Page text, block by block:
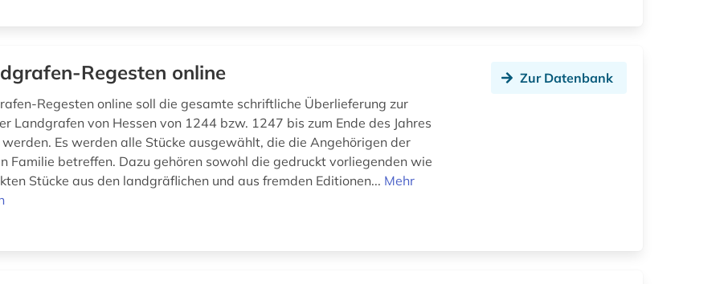
Regesten online
Regesten online soll die gesamte schriftliche Überlieferung zur
Landgrafen von Hessen von 1244 bzw. 1247 bis zum Ende des Jahres
Es werden alle Stücke ausgewählt, die die Angehörigen der
Familie betreffen. Dazu gehören sowohl die gedruckt vorliegenden wie
Stücke aus den landgräflichen und aus fremden Editionen... Mehr
Zur Datenbank